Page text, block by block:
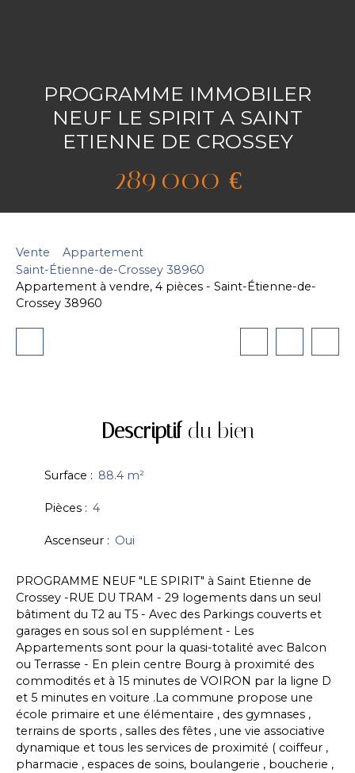
PROGRAMME IMMOBILER
NEUF LE SPIRIT A SAINT
ETIENNE DE CROSSEY
289 000 €
Vente
Appartement
Saint-Étienne-de-Crossey 38960
Appartement à vendre, 4 pièces - Saint-Étienne-de-
Crossey 38960
Descriptifdu bien
Surface : 88.4 m²
Pièces : 4
Ascenseur : Oui
PROGRAMME NEUF "LE SPIRIT" à Saint Etienne de
Crossey -RUE DU TRAM - 29 logements dans un seul
bâtiment du T2 au T5 - Avec des Parkings couverts et
garages en sous sol en supplément - Les
Appartements sont pour la quasi-totalité avec Balcon
ou Terrasse - En plein centre Bourg à proximité des
commodités et à 15 minutes de VOIRON par la ligne D
et 5 minutes en voiture .La commune propose une
école primaire et une élémentaire , des gymnases ,
terrains de sports , salles des fêtes , une vie associative
dynamique et tous les services de proximité ( coiffeur ,
pharmacie , espaces de soins, boulangerie , boucherie ,